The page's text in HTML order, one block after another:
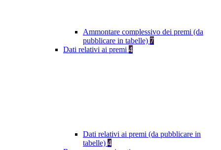
Ammontare complessivo dei premi (da
pubblicare in tabelle) 7
Dati relativi ai premi 4
Dati relativi ai premi (da pubblicare in
tabelle) 4